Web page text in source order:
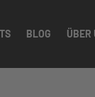
BLOG ÜBER